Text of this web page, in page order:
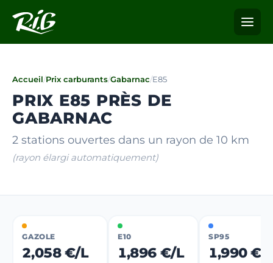
Accueil/Prix carburants/Gabarnac/E85
PRIX E85 PRÈS DE
GABARNAC
2 stations ouvertes dans un rayon de 10 km
(rayon élargi automatiquement)
GAZOLE
2,058 €/L
E10
1,896 €/L
SP95
1,990 €/